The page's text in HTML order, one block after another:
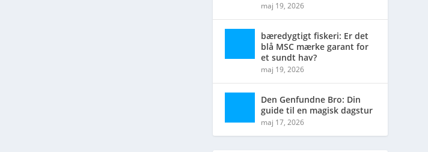
maj 19, 2026
bæredygtigt fiskeri: Er det
blå MSC mærke garant for
et sundt hav?
maj 19, 2026
Den Genfundne Bro: Din
guide til en magisk dagstur
maj 17, 2026